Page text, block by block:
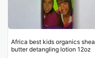
Africa best kids organics shea
butter detangling lotion 12oz